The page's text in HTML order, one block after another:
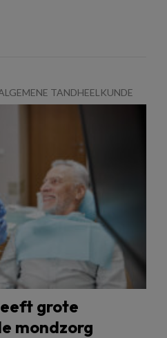
TANDHEELKUNDE
grote
mondzorg